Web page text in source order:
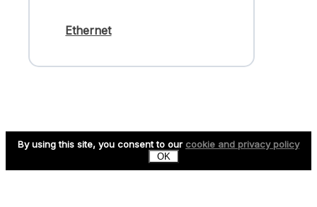
Ethernet
By using this site, you consent to our cookie and privacy policy